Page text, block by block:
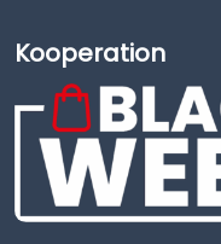
Kooperation